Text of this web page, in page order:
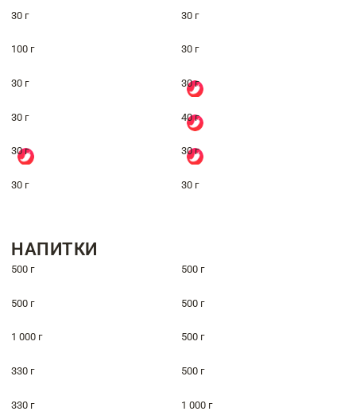
30 г 30 г
100 г 30 г
30 г 30 г
30 г 40 г
30 г 30 г
30 г 30 г
НАПИТКИ
500 г 500 г
500 г 500 г
1 000 г 500 г
330 г 500 г
330 г 1 000 г